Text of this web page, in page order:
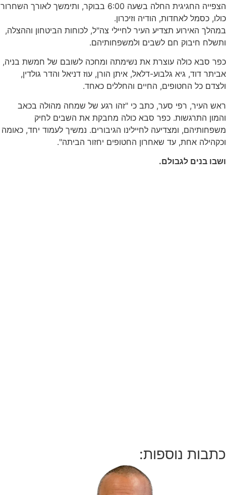
הצפייה החגיגית החלה בשעה 6:00 בבוקר, ותימשך לאורך השחרור
כולו, כסמל לאחדות, הודיה וזיכרון.
במהלך האירוע תצדיע העיר לחיילי צה"ל, לכוחות הביטחון וההצלה,
ותשלח חיבוק חם לשבים ולמשפחותיהם.
כפר סבא כולה עוצרת את נשימתה ומחכה לשובם של חמשת בניה,
אביתר דוד, גיא גלבוע-דלאל, איתן הורן, עוז דניאל והדר גולדין,
ולצדם כל החטופים, החיים והחללים כאחד.
ראש העיר, רפי סער, כתב כי "זהו רגע של שמחה מהולה בכאב
והמון התרגשות. כפר סבא כולה מחבקת את השבים לחיק
משפחותיהם, ומצדיעה לחיילינו הגיבורים. נמשיך לעמוד יחד, כאומה
וכקהילה אחת, עד שאחרון החטופים יחזור הביתה".
ושבו בנים לגבולם.
כתבות נוספות: